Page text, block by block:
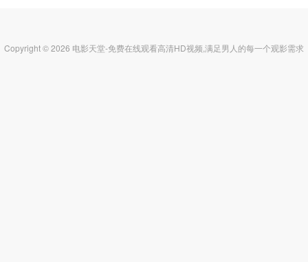
Copyright © 2026 电影天堂-免费在线观看高清HD视频,满足男人的每一个观影需求